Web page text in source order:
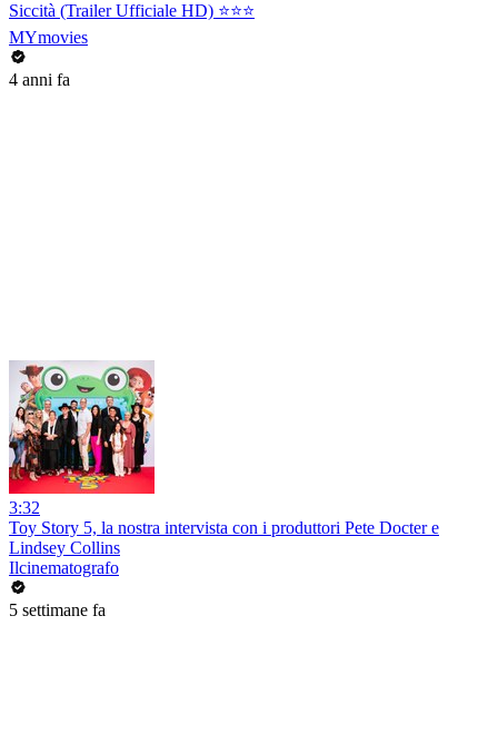
Siccità (Trailer Ufficiale HD) ⭐️⭐️⭐️
MYmovies
4 anni fa
3:32
Toy Story 5, la nostra intervista con i produttori Pete Docter e
Lindsey Collins
Ilcinematografo
5 settimane fa